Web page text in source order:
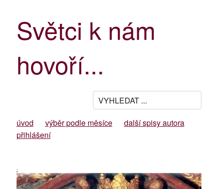
Světci k nám
hovoří...
úvod výběr podle měsíce
další spisy autora
přihlášení
-